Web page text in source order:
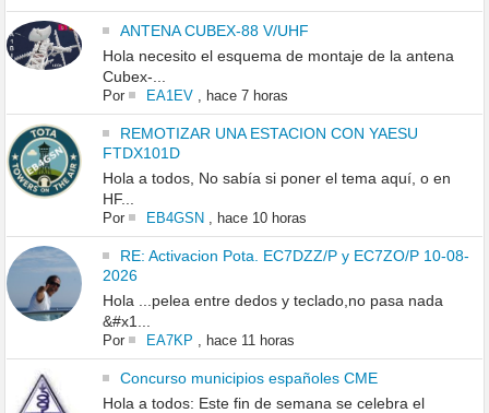
ANTENA CUBEX-88 V/UHF
Hola necesito el esquema de montaje de la antena
Cubex-...
Por EA1EV, hace 7 horas
REMOTIZAR UNA ESTACION CON YAESU
FTDX101D
Hola a todos, No sabía si poner el tema aquí, o en
HF...
Por EB4GSN, hace 10 horas
RE: Activacion Pota. EC7DZZ/P y EC7ZO/P 10-08-
2026
Hola ...pelea entre dedos y teclado,no pasa nada
&#x1...
Por EA7KP hace 11 horas
Concurso municipios españoles CME
Hola a todos: Este fin de semana se celebra el